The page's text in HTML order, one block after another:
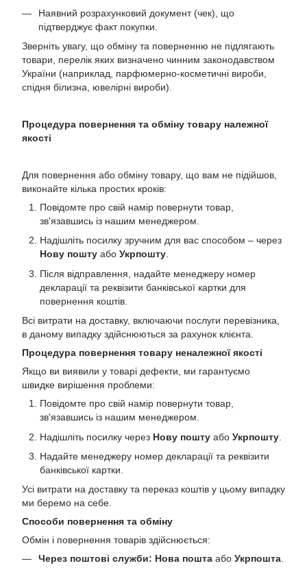
Наявний розрахунковий документ (чек), що
підтверджує факт покупки.
Зверніть увагу, що обміну та поверненню не підлягають
товари, перелік яких визначено чинним законодавством
України (наприклад, парфюмерно-косметичні вироби,
спідня білизна, ювелірні вироби).
Процедура повернення та обміну товару належної
якості
Для повернення або обміну товару, що вам не підійшов,
виконайте кілька простих кроків:
Повідомте про свій намір повернути товар,
зв'язавшись із нашим менеджером.
Надішліть посилку зручним для вас способом – через
Нову пошту або Укрпошту.
Після відправлення, надайте менеджеру номер
декларації та реквізити банківської картки для
повернення коштів.
Всі витрати на доставку, включаючи послуги перевізника,
в даному випадку здійснюються за рахунок клієнта.
Процедура повернення товару неналежної якості
Якщо ви виявили у товарі дефекти, ми гарантуємо
швидке вирішення проблеми:
Повідомте про свій намір повернути товар,
зв'язавшись із нашим менеджером.
Надішліть посилку через Нову пошту або Укрпошту
Надайте менеджеру номер декларації та реквізити
банківської картки.
Усі витрати на доставку та переказ коштів у цьому випадку
ми беремо на себе.
Способи повернення та обміну
Обмін і повернення товарів здійснюється:
Через поштові служби: Нова пошта або Укрпошта.